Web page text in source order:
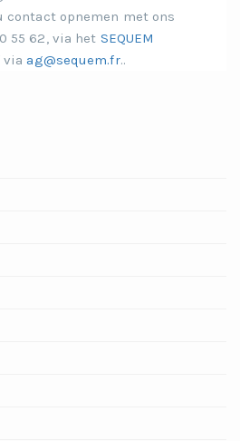
contact opnemen met ons
55 62, via het SEQUEM
ag@sequem.fr..